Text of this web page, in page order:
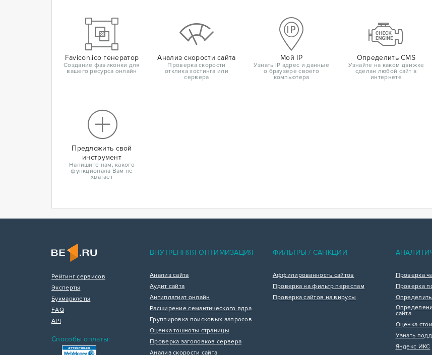
Favicon.ico генератор
Создание фавиконки для
вашего ресурса онлайн
Анализ скорости сайта
Проверка скорости
отклика хостинга или
сервера
Мой IP
Узнать IP адрес и данные
о браузере своего
компьютера
Определить CMS
Узнайте на каком движке
сделан любой сайт в
интернете
Предложить свой
инструмент
Напишите нам, какого
функционала Вам не
хватает
Рейтинг сервисов
Эксперты
Букмарклеты
FAQ
API
Способы оплаты:
ВНУТРЕННЯЯ ОПТИМИЗАЦИЯ
Анализ сайта
Аудит сайта
Антиплагиат онлайн
Расширение семантического ядра
Группировка поисковых запросов
Оценка тошноты страницы
Проверка заголовков сервера
Анализ скорости сайта
ФИЛЬТРЫ / САНКЦИИ
Аффилированность сайтов
Проверка на фильтр переспам
Проверка сайтов на вирусы
Проверка
Проверка
сайта
Оценка
Узнать
Яндекс ИКС